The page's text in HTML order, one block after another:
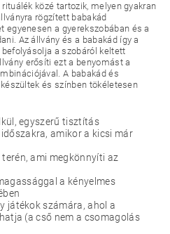
közé tartozik, melyen gyakran
rögzített babakád
a gyerekszobában és a
Az állvány és a babakád így a
a szobáról keltett
erősíti ezt a benyomást a
A babakád és
és színben tökéletesen
egyszerű tisztítás
amikor a kicsi már
ami megkönnyíti az
a kényelmes
játékok számára, ahol a
(a cső nem a csomagolás